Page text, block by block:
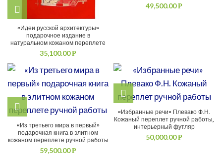
«Идеи русской архитектуры»
подарочное издание в
натуральном кожаном переплете
35,100.00Р
49,500.00Р
«Из третьего мира в первый»
подарочная книга в элитном
кожаном переплете ручной работы
59,500.00Р
«Избранные речи» Плевако Ф.Н.
Кожаный переплет ручной работы,
интерьерный футляр
50,000.00Р